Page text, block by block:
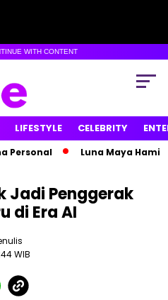
WITH CONTENT
LIFESTYLE CELEBRITY
Luna Maya Hamil
Jadi Penggerak
di Era AI
WIB